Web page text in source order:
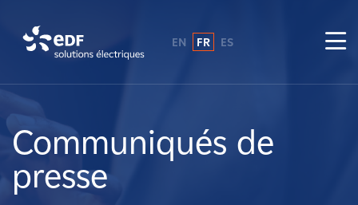
A propos de nous
Ce que nous faisons
EN FR ES
Communiqués de
presse